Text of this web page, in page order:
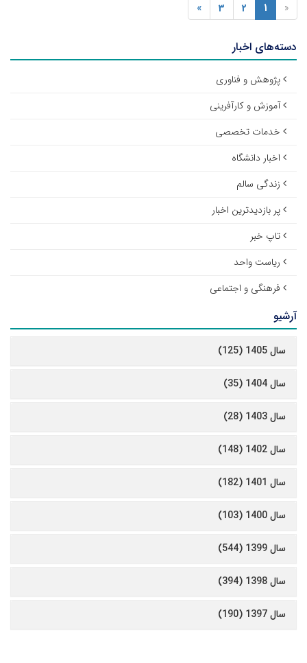
«
1
2
3
»
دسته‌های اخبار
پژوهش و فناوری
آموزش و کارآفرینی
خدمات تخصصی
اخبار دانشگاه
زندگی سالم
پر بازدیدترین اخبار
تاپ خبر
ریاست واحد
فرهنگی و اجتماعی
آرشیو
سال 1405 (125)
سال 1404 (35)
سال 1403 (28)
سال 1402 (148)
سال 1401 (182)
سال 1400 (103)
سال 1399 (544)
سال 1398 (394)
سال 1397 (190)